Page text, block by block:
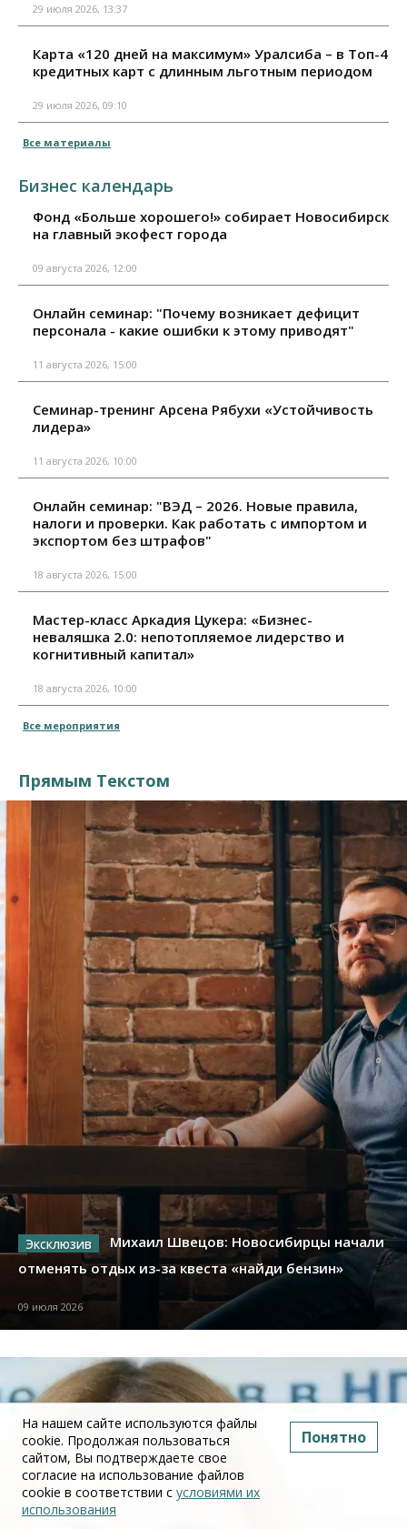
29 июля 2026, 13:37
Карта «120 дней на максимум» Уралсиба – в Топ-4
кредитных карт с длинным льготным периодом
29 июля 2026, 09:10
Все материалы
Бизнес календарь
Фонд «Больше хорошего!» собирает Новосибирск
на главный экофест города
09 августа 2026, 12:00
Онлайн семинар: "Почему возникает дефицит
персонала - какие ошибки к этому приводят"
11 августа 2026, 15:00
Семинар-тренинг Арсена Рябухи «Устойчивость
лидера»
11 августа 2026, 10:00
Онлайн семинар: "ВЭД – 2026. Новые правила,
налоги и проверки. Как работать с импортом и
экспортом без штрафов"
18 августа 2026, 15:00
Мастер-класс Аркадия Цукера: «Бизнес-
неваляшка 2.0: непотопляемое лидерство и
когнитивный капитал»
18 августа 2026, 10:00
Все мероприятия
Прямым Текстом
Михаил Швецов: Новосибирцы начали
отменять отдых из-за квеста «найди бензин»
09 июля 2026
На нашем сайте используются файлы
cookie. Продолжая пользоваться
сайтом, Вы подтверждаете свое
согласие на использование файлов
cookie в соответствии с условиями их
использования
Понятно